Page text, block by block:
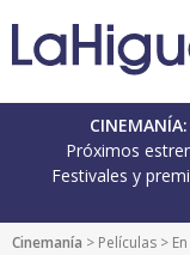
CINEMANÍA:
Próximos
Festivales y
Cinemanía > Películas >